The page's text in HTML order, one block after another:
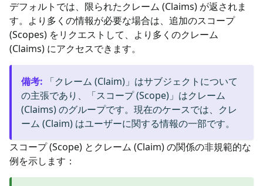
デフォルトでは、限られたクレーム (Claims) が返されま
す。より多くの情報が必要な場合は、追加のスコープ
(Scopes) をリクエストして、より多くのクレーム
(Claims) にアクセスできます。
備考:
「クレーム (Claim)」はサブジェクトについて
の主張であり、「スコープ (Scope)」はクレーム
(Claims) のグループです。現在のケースでは、クレ
ーム (Claim) はユーザーに関する情報の一部です。
スコープ (Scope) とクレーム (Claim) の関係の非規範的な
例を示します：